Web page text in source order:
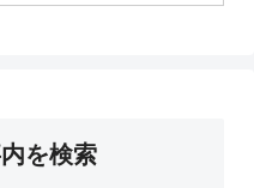
を検索